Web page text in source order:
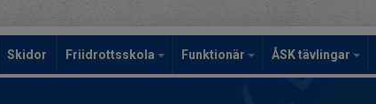
Skidor Friidrottsskola Funktionär ÅSK tävlingar